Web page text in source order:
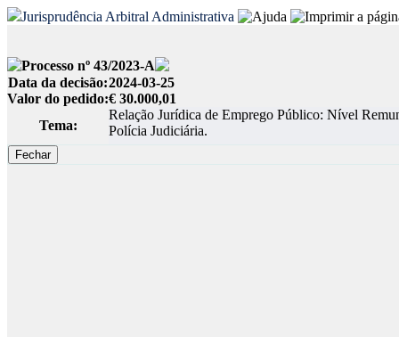
Jurisprudência Arbitral Administrativa
Processo nº 43/2023-A
Data da decisão:2024-03-25
Valor do pedido:€ 30.000,01
Tema:
Relação Jurídica de Emprego Público: Nível
Polícia Judiciária.